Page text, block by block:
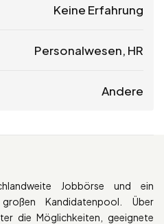
Keine Erfahrung
Personalwesen, HR
Andere
Jobbörse und ein
Kandidatenpool. Über
die Möglichkeiten, geeignete